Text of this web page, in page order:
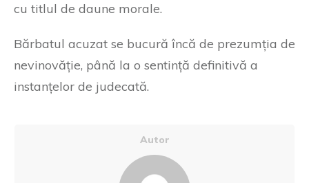
cu titlul de daune morale.
Bărbatul acuzat se bucură încă de prezumția de
nevinovăție, până la o sentință definitivă a
instanțelor de judecată.
Autor